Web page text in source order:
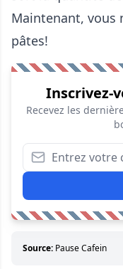
Maintenant, vous
pâtes!
Inscrivez-
Recevez les
Source: Pause Cafein